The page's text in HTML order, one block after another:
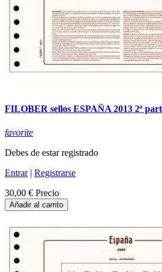
FILOBER sellos ESPAÑA 2013 2ª
favorite
Debes de estar registrado
Entrar| Registrarse
30,00 € Precio
Añadir al carrito